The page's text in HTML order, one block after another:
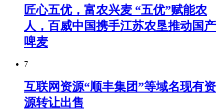
匠心五优，富农兴麦 “五优”赋能农
人，百威中国携手江苏农垦推动国产
啤麦
7
互联网资源“顺丰集团”等域名现有资
源转让出售